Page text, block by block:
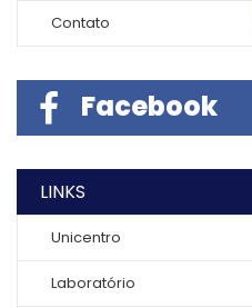
Contato
Facebook
LINKS
Unicentro
Laboratório